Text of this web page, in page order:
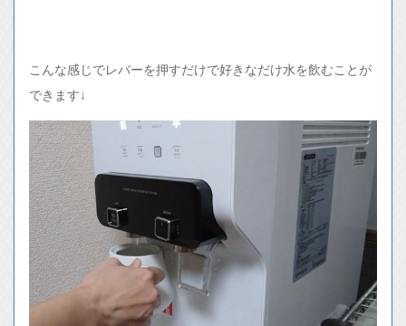
こんな感じでレバーを押すだけで好きなだけ水を飲むことが
できます↓